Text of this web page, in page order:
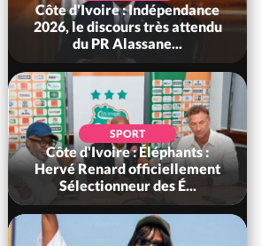
Côte d'Ivoire : Indépendance
2026, le discours très attendu
du PR Alassane...
SPORT
Côte d'Ivoire : Éléphants :
Hervé Renard officiellement
Sélectionneur des É...